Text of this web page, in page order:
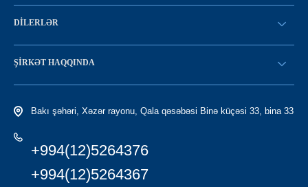
SİFARİŞ VERİN
DILERLƏR
SATICI OLMAQ
LC-yə giriş
ŞIRKƏT HAQQINDA
Tariximiz
Bakı şəhəri, Xəzər rayonu, Qala qəsəbəsi Binə küçəsi 33, bina 33
+994(12)5264376
+994(12)5264367